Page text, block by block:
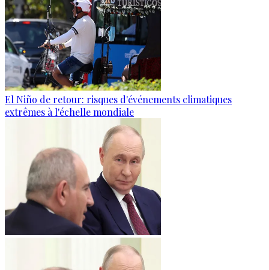
El Niño de retour: risques d'événements climatiques
extrêmes à l'échelle mondiale